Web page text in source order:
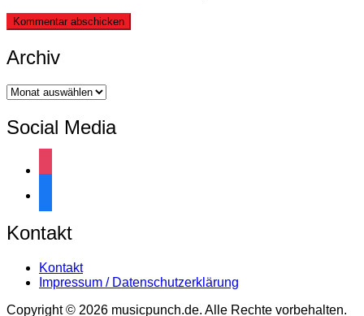
Archiv
Archiv
Social Media
Kontakt
Kontakt
Impressum / Datenschutzerklärung
Copyright © 2026 musicpunch.de. Alle Rechte vorbehalten.